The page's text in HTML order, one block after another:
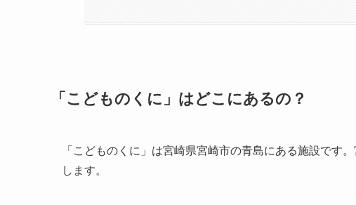
「こどものくに」はどこにあるの？
「こどものくに」は宮崎県宮崎市の青島にある施設です
します。